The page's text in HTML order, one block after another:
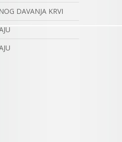
DAVANJA KRVI